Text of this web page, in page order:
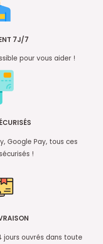
7J/7
pour vous aider !
Google Pay, tous ces
!
jours ouvrés dans toute